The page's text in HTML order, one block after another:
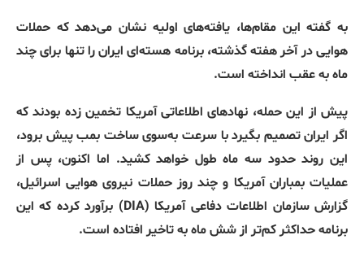
به گفته این مقام‌ها، یافته‌های اولیه نشان می‌دهد که حملات
هوایی در آخر هفته گذشته، برنامه هسته‌ای ایران را تنها برای چند
ماه به عقب انداخته است.
پیش از این حمله، نهادهای اطلاعاتی آمریکا تخمین زده بودند که
اگر ایران تصمیم بگیرد با سرعت به‌سوی ساخت بمب پیش برود،
این روند حدود سه ماه طول خواهد کشید. اما اکنون، پس از
عملیات بمباران آمریکا و چند روز حملات نیروی هوایی اسرائیل،
گزارش سازمان اطلاعات دفاعی آمریکا (DIA) برآورد کرده که این
برنامه حداکثر کم‌تر از شش ماه به تاخیر افتاده است.